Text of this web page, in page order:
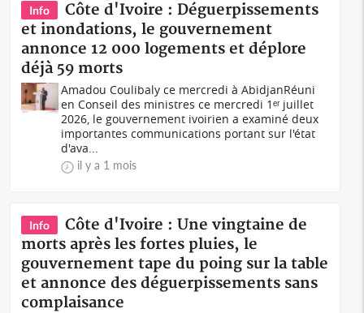
Info
Côte d'Ivoire : Déguerpissements
et inondations, le gouvernement
annonce 12 000 logements et déplore
déjà 59 morts
Amadou Coulibaly ce mercredi à AbidjanRéuni
en Conseil des ministres ce mercredi 1ᵉʳ juillet
2026, le gouvernement ivoirien a examiné deux
importantes communications portant sur l'état
d'ava...
il y a 1 mois
Info
Côte d'Ivoire : Une vingtaine de
morts après les fortes pluies, le
gouvernement tape du poing sur la table
et annonce des déguerpissements sans
complaisance